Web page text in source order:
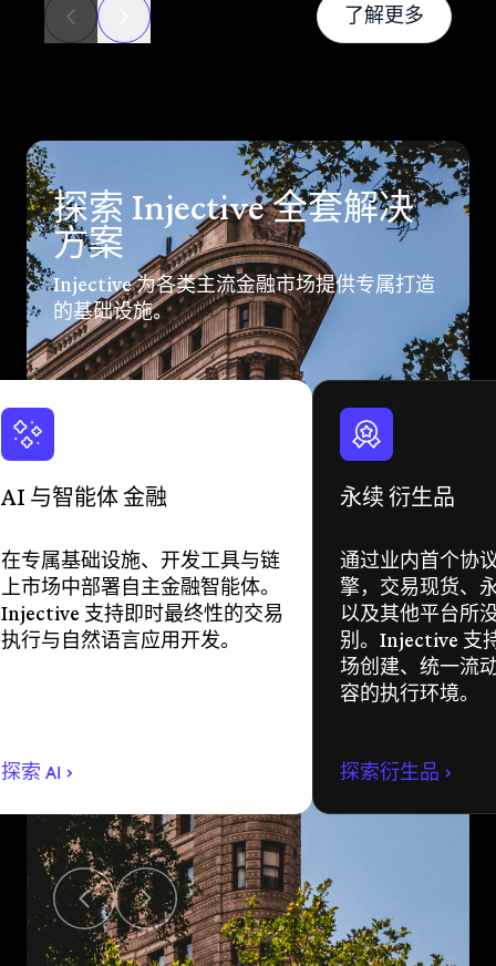
了解更多
探索 Injective 全套解决
方案
Injective 为各类主流金融市场提供专属打造
的基础设施。
AI 与智能体 金融
在专属基础设施、开发工具与链
上市场中部署自主金融智能体。
Injective 支持即时最终性的交易
执行与自然语言应用开发。
探索 AI
永续 衍生品
通过业内首个协
擎，交易现货、
以及其他平台所
别。Injective 支
场创建、统一流
容的执行环境。
探索衍生品